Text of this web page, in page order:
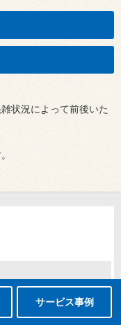
状況によって前後いた
サービス事例